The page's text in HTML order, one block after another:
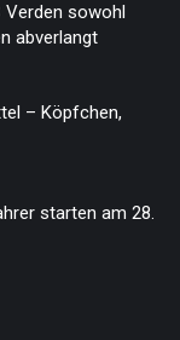
Verden sowohl
abverlangt
– Köpfchen,
starten am 28.